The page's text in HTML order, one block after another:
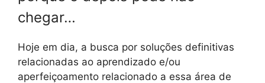
chegar…
Hoje em dia, a busca por soluções definitivas
relacionadas ao aprendizado e/ou
aperfeiçoamento relacionado a essa área de